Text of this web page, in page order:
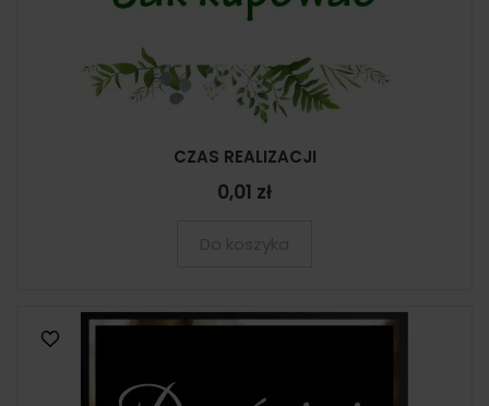
CZAS REALIZACJI
0,01 zł